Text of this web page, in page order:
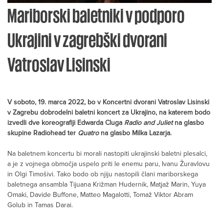
Mariborski baletniki v podporo
Ukrajini v zagrebški dvorani
Vatroslav Lisinski
V soboto, 19. marca 2022, bo v Koncertni dvorani Vatroslav Lisinski
v Zagrebu dobrodelni baletni koncert za Ukrajino, na katerem bodo
izvedli dve koreografiji Edwarda Cluga Radio and Julietna glasbo
skupine Radiohead ter Quatrona glasbo Milka Lazarja.
Na baletnem koncertu bi morali nastopiti ukrajinski baletni plesalci,
a je z vojnega območja uspelo priti le enemu paru, Ivanu Žuravlovu
in Olgi Timošivi. Tako bodo ob njiju nastopili člani mariborskega
baletnega ansambla Tijuana Križman Hudernik, Matjaž Marin, Yuya
Omaki, Davide Buffone, Matteo Magalotti, Tomaž Viktor Abram
Golub in Tamas Darai.